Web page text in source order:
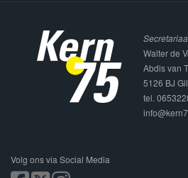
Walter de
Abdis van
5126 BJ
tel.
Volg ons via Social Media